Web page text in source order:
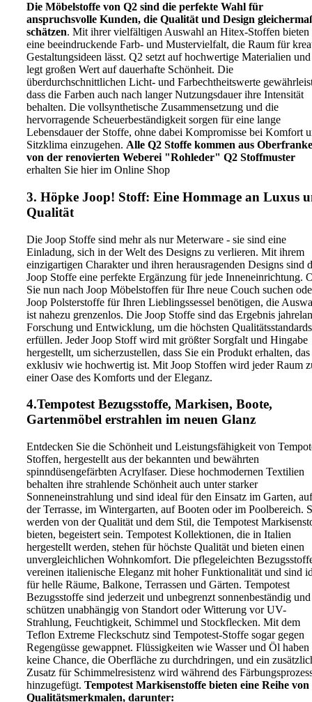
Die Möbelstoffe von Q2 sind die perfekte Wahl für
anspruchsvolle Kunden, die Qualität und Design
schätzen. Mit ihrer vielfältigen Auswahl an Hitex-Stoffen bieten
eine beeindruckende Farb- und Mustervielfalt, die Raum für
Gestaltungsideen lässt. Q2 setzt auf hochwertige Materialien und
legt großen Wert auf dauerhafte Schönheit. Die
überdurchschnittlichen Licht- und Farbechtheitswerte
dass die Farben auch nach langer Nutzungsdauer ihre Intensität
behalten. Die vollsynthetische Zusammensetzung und die
hervorragende Scheuerbeständigkeit sorgen für eine lange
Lebensdauer der Stoffe, ohne dabei Kompromisse bei Komfort
Sitzklima einzugehen. Alle Q2 Stoffe kommen aus
von der renovierten Weberei "Rohleder" Q2 Stoffmuster
erhalten Sie hier im Online Shop
3. Höpke Joop! Stoff: Eine Hommage an Luxus
Qualität
Die Joop Stoffe sind mehr als nur Meterware - sie sind eine
Einladung, sich in der Welt des Designs zu verlieren. Mit ihrem
einzigartigen Charakter und ihren herausragenden Designs sind
Joop Stoffe eine perfekte Ergänzung für jede Inneneinrichtung.
Sie nun nach Joop Möbelstoffen für Ihre neue Couch suchen
Joop Polsterstoffe für Ihren Lieblingssessel benötigen, die
ist nahezu grenzenlos. Die Joop Stoffe sind das Ergebnis
Forschung und Entwicklung, um die höchsten
erfüllen. Jeder Joop Stoff wird mit größter Sorgfalt und Hingabe
hergestellt, um sicherzustellen, dass Sie ein Produkt erhalten, das
exklusiv wie hochwertig ist. Mit Joop Stoffen wird jeder Raum
einer Oase des Komforts und der Eleganz.
4.Tempotest Bezugsstoffe, Markisen, Boote,
Gartenmöbel erstrahlen im neuen Glanz
Entdecken Sie die Schönheit und Leistungsfähigkeit von
Stoffen, hergestellt aus der bekannten und bewährten
spinndüsengefärbten Acrylfaser. Diese hochmodernen Textilien
behalten ihre strahlende Schönheit auch unter starker
Sonneneinstrahlung und sind ideal für den Einsatz im Garten, auf
der Terrasse, im Wintergarten, auf Booten oder im Poolbereich.
werden von der Qualität und dem Stil, die Tempotest
bieten, begeistert sein. Tempotest Kollektionen, die in Italien
hergestellt werden, stehen für höchste Qualität und bieten einen
unvergleichlichen Wohnkomfort. Die pflegeleichten
vereinen italienische Eleganz mit hoher Funktionalität und sind
für helle Räume, Balkone, Terrassen und Gärten. Tempotest
Bezugsstoffe sind jederzeit und unbegrenzt sonnenbeständig und
schützen unabhängig von Standort oder Witterung vor UV-
Strahlung, Feuchtigkeit, Schimmel und Stockflecken. Mit dem
Teflon Extreme Fleckschutz sind Tempotest-Stoffe sogar gegen
Regengüsse gewappnet. Flüssigkeiten wie Wasser und Öl haben
keine Chance, die Oberfläche zu durchdringen, und ein
Zusatz für Schimmelresistenz wird während des
hinzugefügt. Tempotest Markisenstoffe bieten eine Reihe von
Qualitätsmerkmalen, darunter: